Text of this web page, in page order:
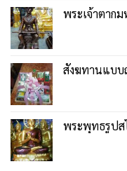
พระเจ้าตาก
สังฆทานแบบ
พระพุทธรูปส